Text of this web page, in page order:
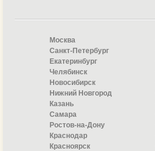
Москва
Санкт-Петербург
Екатеринбург
Челябинск
Новосибирск
Нижний Новгород
Казань
Самара
Ростов-на-Дону
Краснодар
Красноярск